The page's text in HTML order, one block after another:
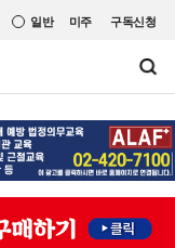
미주 구독신청
일반